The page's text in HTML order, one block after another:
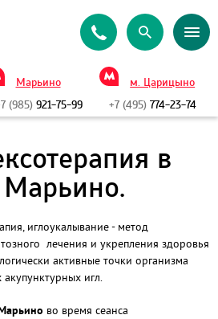
Марьино
(985)921-75-99
м. Царицыно
+7 (495) 774-23-74
в
Марьино.
иглоукалывание - метод
лечения и укрепления здоровья
активные точки организма
игл.
во время сеанса